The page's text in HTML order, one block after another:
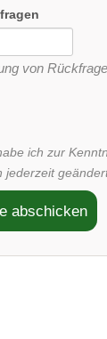
von
ich zur
abschicken